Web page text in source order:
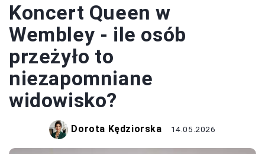
Koncert Queen w
Wembley - ile osób
przeżyło to
niezapomniane
widowisko?
Dorota Kędziorska 14.05.2026